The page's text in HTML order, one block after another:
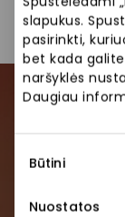
slapukus.
pasirinkti,
bet kada
naršyklės
Daugiau
pasirinkimas
Būtini
Nuostatos
Pirmieji
renginius ir